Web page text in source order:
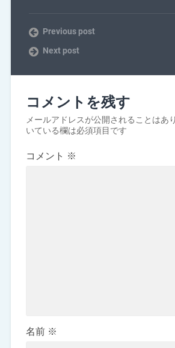
Previous post
Next post
コメントを残す
メールアドレスが公開されることはあ
いている欄は必須項目です
コメント ※
名前 ※